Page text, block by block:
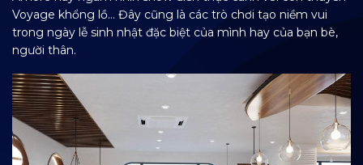
Voyage khổng lồ… Đây cũng là các trò chơi tạo niềm vui
trong ngày lễ sinh nhật đặc biệt của mình hay của bạn bè,
người thân.